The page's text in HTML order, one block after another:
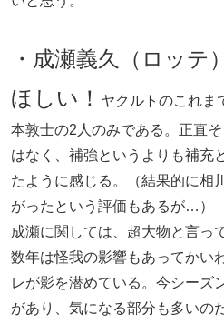
・成瀬義久（ロッテ）
ほしい！
ヤクルトのこれま
本敦士の2人のみである。正直
はなく、補強というよりも補充
たように感じる。（結果的に相
がったという評価もあるが…）
成瀬に関しては、超大物と言っ
数年は怪我の影響もあってかい
レが影を潜めている。今シーズ
があり、気になる部分も多いの